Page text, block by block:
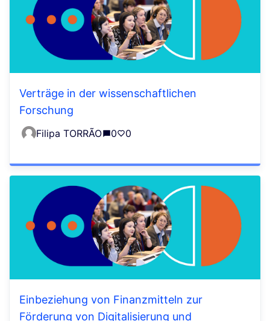
Verträge in der wissenschaftlichen
Forschung
Filipa TORRÃO 0 0
Einbeziehung von Finanzmitteln zur
Förderung von Digitalisierung und